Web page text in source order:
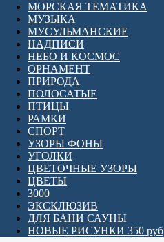
МОРСКАЯ ТЕМАТИКА
МУЗЫКА
МУСУЛЬМАНСКИЕ
НАДПИСИ
НЕБО И КОСМОС
ОРНАМЕНТ
ПРИРОДА
ПОЛОСАТЫЕ
ПТИЦЫ
РАМКИ
СПОРТ
УЗОРЫ ФОНЫ
УГОЛКИ
ЦВЕТОЧНЫЕ УЗОРЫ
ЦВЕТЫ
3000
ЭКСКЛЮЗИВ
ДЛЯ БАНИ САУНЫ
НОВЫЕ РИСУНКИ 350 руб